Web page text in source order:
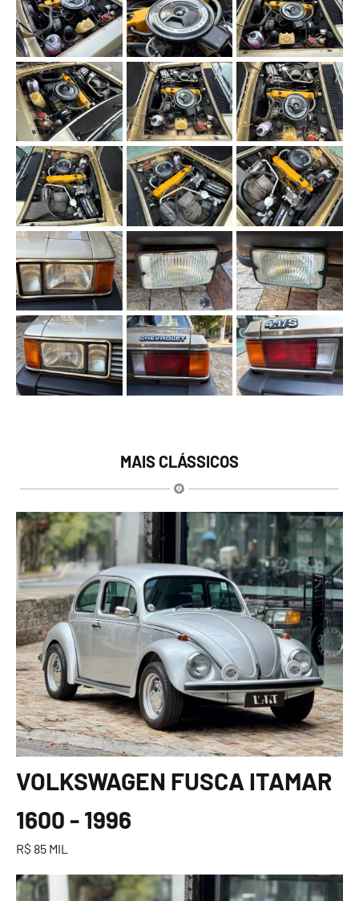
MAIS CLÁSSICOS
VOLKSWAGEN FUSCA ITAMAR
1600 - 1996
R$ 85 MIL